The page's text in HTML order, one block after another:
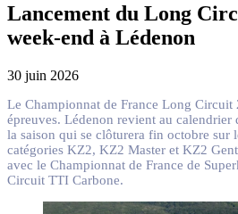
Lancement du Long
week-end à Lédenon
30 juin 2026
Le Championnat de France Long
épreuves. Lédenon revient au
la saison qui se clôturera fin octobre sur
catégories KZ2, KZ2 Master et KZ2
avec le Championnat de France de
Circuit TTI Carbone.